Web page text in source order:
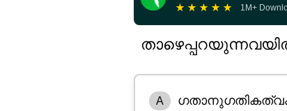
★ ★ ★ ★ ★ 1M+
A ഗതാനുഗതികത്വം